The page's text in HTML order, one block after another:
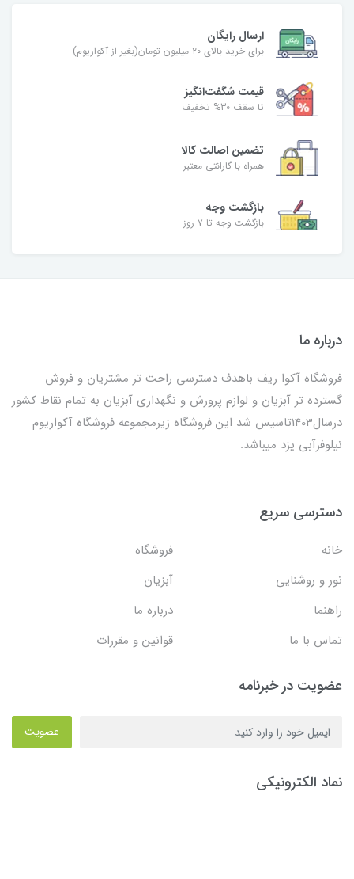
ارسال رایگان
برای خرید بالای ۲۰ میلیون تومان(بغیر از آکواریوم)
قیمت شگفت‌انگیز
تا سقف 30% تخفیف
تضمین اصالت کالا
همراه با گارانتی معتبر
بازگشت وجه
بازگشت وجه تا ۷ روز
درباره ما
فروشگاه آکوا ریف باهدف دسترسی راحت تر مشتریان و فروش
گسترده تر آبزیان و لوازم پرورش و نگهداری آبزیان به تمام نقاط کشور
درسال1403تاسیس شد این فروشگاه زیرمجموعه فروشگاه آکواریوم
نیلوفرآبی یزد میباشد.
دسترسی سریع
خانه
فروشگاه
نور و روشنایی
آبزیان
راهنما
درباره ما
تماس با ما
قوانین و مقررات
عضویت در خبرنامه
عضویت
نماد الکترونیکی